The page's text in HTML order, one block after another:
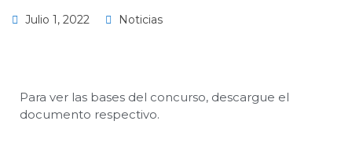
Julio 1, 2022 Noticias
Para ver las bases del concurso, descargue el
documento respectivo.